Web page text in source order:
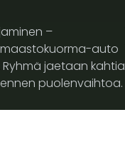
–
auto
jaetaan kahtia
puolenvaihtoa.